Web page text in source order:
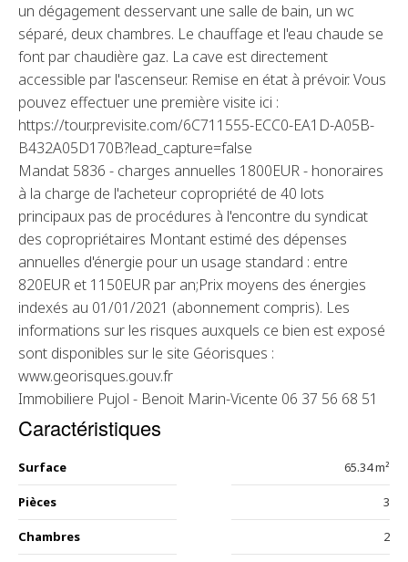
un dégagement desservant une salle de bain, un wc
séparé, deux chambres. Le chauffage et l'eau chaude se
font par chaudière gaz. La cave est directement
accessible par l'ascenseur. Remise en état à prévoir. Vous
pouvez effectuer une première visite ici :
https://tour.previsite.com/6C711555-ECC0-EA1D-A05B-
B432A05D170B?lead_capture=false
Mandat 5836 - charges annuelles 1800EUR - honoraires
à la charge de l'acheteur copropriété de 40 lots
principaux pas de procédures à l'encontre du syndicat
des copropriétaires Montant estimé des dépenses
annuelles d'énergie pour un usage standard : entre
820EUR et 1150EUR par an;Prix moyens des énergies
indexés au 01/01/2021 (abonnement compris). Les
informations sur les risques auxquels ce bien est exposé
sont disponibles sur le site Géorisques :
www.georisques.gouv.fr
Immobiliere Pujol - Benoit Marin-Vicente 06 37 56 68 51
Caractéristiques
Surface 65.34 m²
Pièces 3
Chambres 2